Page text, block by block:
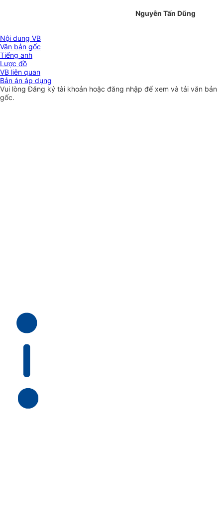
Nguyễn Tấn Dũng
Nội dung VB
Văn bản gốc
Tiếng anh
Lược đồ
VB liên quan
Bản án áp dụng
Vui lòngĐăng ký tài khoản hoặc đăng nhập để xem và tải văn bản
gốc.